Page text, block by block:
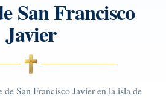
San Francisco
Javier
San Francisco Javier en la isla de